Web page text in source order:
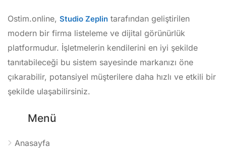
Ostim.online, Studio Zeplin tarafından geliştirilen
modern bir firma listeleme ve dijital görünürlük
platformudur. İşletmelerin kendilerini en iyi şekilde
tanıtabileceği bu sistem sayesinde markanızı öne
çıkarabilir, potansiyel müşterilere daha hızlı ve etkili bir
şekilde ulaşabilirsiniz.
Menü
Anasayfa